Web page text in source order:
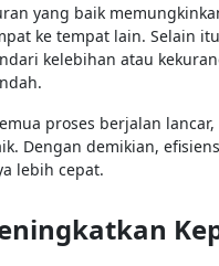
yang baik
ke tempat lain. Selain
kelebihan atau
proses berjalan
Dengan demikian,
lebih cepat.